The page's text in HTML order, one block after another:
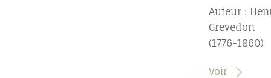
Auteur :
Grevedon
(1776-1860)
Voir